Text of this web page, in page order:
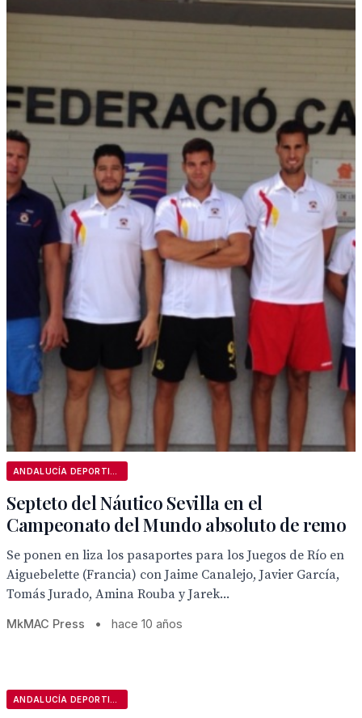
Septeto del Náutico Sevilla en el
Campeonato del Mundo absoluto de remo
Se ponen en liza los pasaportes para los Juegos de Río en
Aiguebelette (Francia) con Jaime Canalejo, Javier García,
Tomás Jurado, Amina Rouba y Jarek...
MkMAC Press • hace 10 años